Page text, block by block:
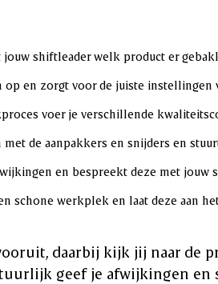
jouw shiftleader welk product er
op en zorgt voor de juiste instellingen
voer je verschillende
met de aanpakkers en snijders en
en bespreekt deze met jouw
schone werkplek en laat deze aan
daarbij kijk jij naar de
geef je afwijkingen en